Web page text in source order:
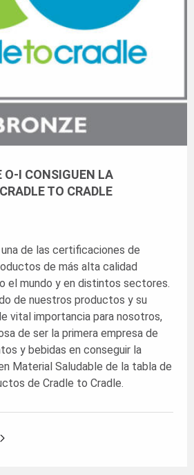
O-I CONSIGUEN LA
TO CRADLE
de las certificaciones de
de más alta calidad
el mundo y en distintos sectores.
de nuestros productos y su
vital importancia para nosotros,
de ser la primera empresa de
y bebidas en conseguir la
Material Saludable de la tabla de
de Cradle to Cradle.